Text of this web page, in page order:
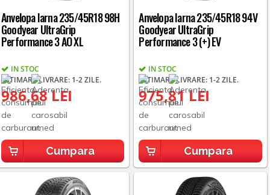
Anvelopa Iarna 235/45R18 98H
Goodyear UltraGrip
Performance 3 AO XL
IN STOC
ESTIMARE LIVRARE: 1-2 ZILE.
986,68 LEI
Cumpara
Anvelopa Iarna 235/45R18 94V
Goodyear UltraGrip
Performance 3 (+) EV
IN STOC
ESTIMARE LIVRARE: 1-2 ZILE.
975,81 LEI
Cumpara